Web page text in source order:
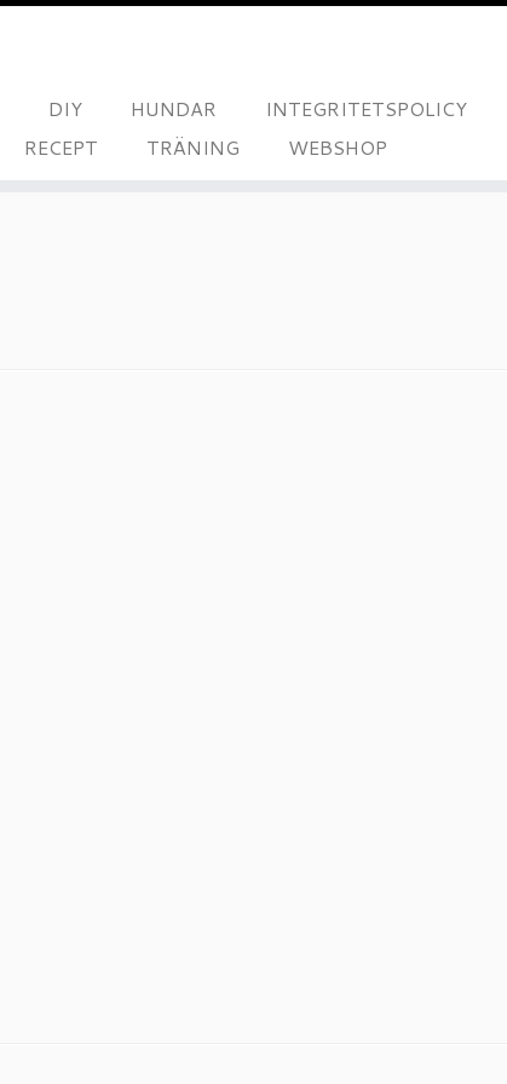
DIY HUNDAR INTEGRITETSPOLICY
RECEPT TRÄNING WEBSHOP